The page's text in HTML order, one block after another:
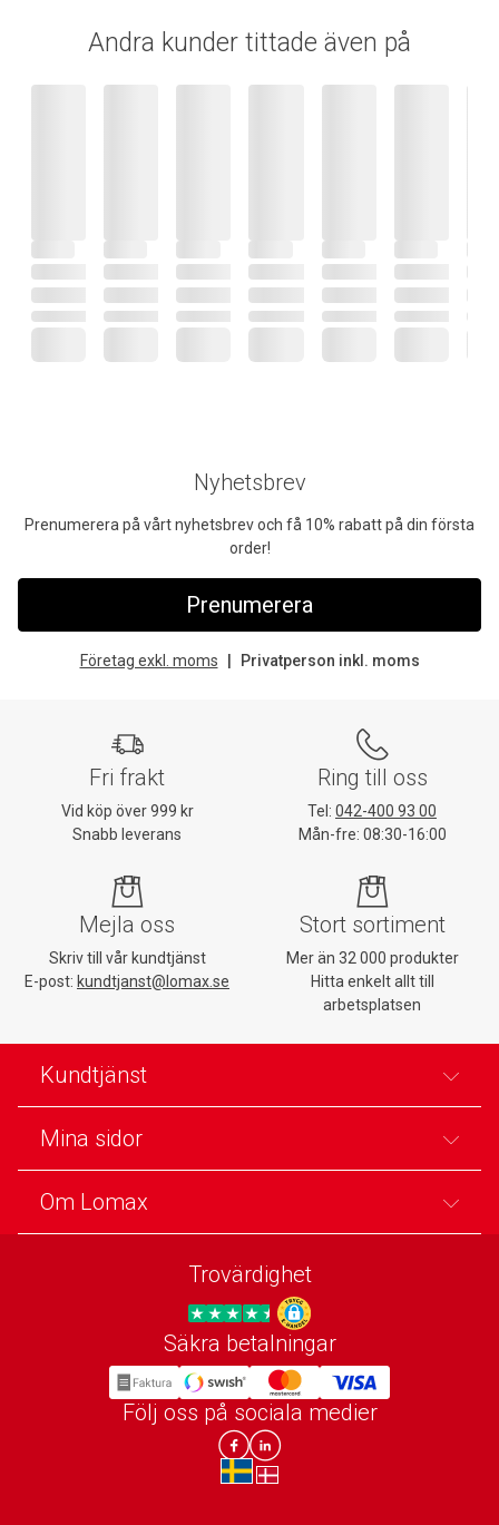
Andra kunder tittade även på
Nyhetsbrev
Prenumerera på vårt nyhetsbrev och få 10% rabatt på din första
order!
Prenumerera
Företag exkl. moms Privatperson inkl. moms
Fri frakt
Vid köp över 999 kr
Snabb leverans
Ring till oss
Tel: 042-400 93 00
Mån-fre: 08:30-16:00
Mejla oss
Skriv till vår kundtjänst
E-post: kundtjanst@lomax.se
Stort sortiment
Mer än 32 000 produkter
Hitta enkelt allt till
arbetsplatsen
Kundtjänst
Mina sidor
Om Lomax
Trovärdighet
Trygg E-handel
Säkra betalningar
Följ oss på sociala medier
Lomax DK Facebook
Lomax SE LinkIn
sv-SEda-DK